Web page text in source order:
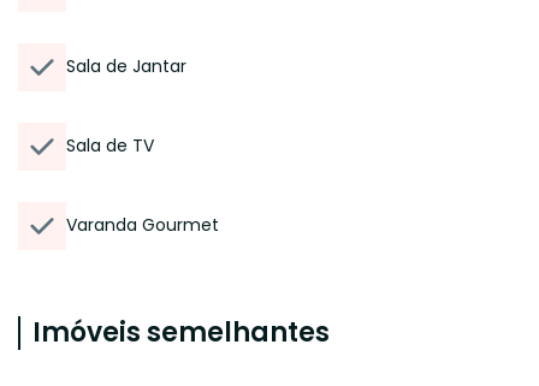
Sala de Jantar
Sala de TV
Varanda Gourmet
Imóveis semelhantes